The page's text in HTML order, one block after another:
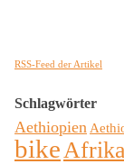
RSS-Feed der Artikel
Schlagwörter
Aethiopien
bikeAfrika